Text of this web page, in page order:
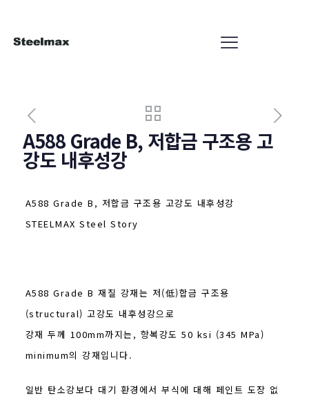
A588 Grade B, 저합금 구조용 고
강도 내후성강
A588 Grade B, 저합금 구조용 고강도 내후성강
STEELMAX Steel Story
A588 Grade B 재질 강재는 저(低)합금 구조용
(structural) 고강도 내후성강으로
강재 두께 100mm까지는, 항복강도 50 ksi (345 MPa)
minimum의 강재입니다.
일반 탄소강보다 대기 환경에서 부식에 대해 페인트 도장 없